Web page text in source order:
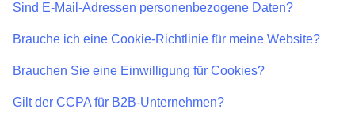
Sind E-Mail-Adressen personenbezogene Daten?
Brauche ich eine Cookie-Richtlinie für meine Website?
Brauchen Sie eine Einwilligung für Cookies?
Gilt der CCPA für B2B-Unternehmen?